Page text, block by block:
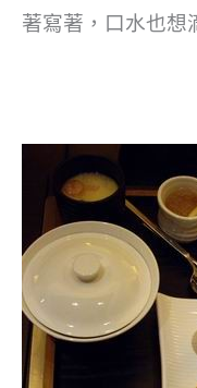
著寫著，口水也想